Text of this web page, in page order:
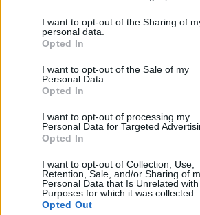
I want to opt-out of the Sharing of
personal data.
Opted In
I want to opt-out of the Sale of my
Personal Data.
Opted In
I want to opt-out of processing my
Personal Data for Targeted
Opted In
I want to opt-out of Collection, Use,
Retention, Sale, and/or Sharing of
Personal Data that Is Unrelated
Purposes for which it was collected.
Opted Out
προβλήματος υγείας
οστεοπόρωση
μπορεί
συχνή σεενήλικες άνω των
πιθανόνα την εμφανίσουν
άνδρες. Η πιθανότητα